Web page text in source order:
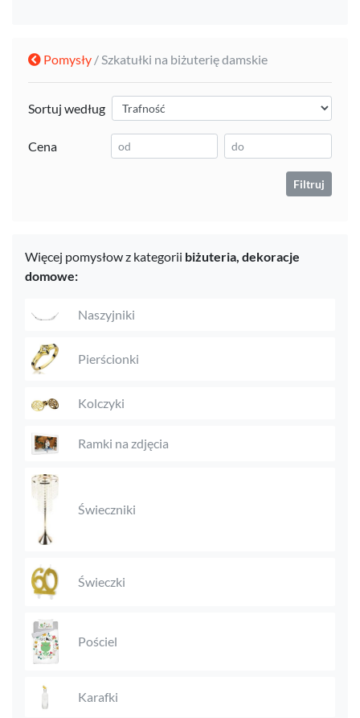
Pomysły / Szkatułki na biżuterię damskie
Sortuj według
Cena
Filtruj
Więcej pomysłow z kategorii biżuteria, dekoracje
domowe:
Naszyjniki
Pierścionki
Kolczyki
Ramki na zdjęcia
Świeczniki
Świeczki
Pościel
Karafki